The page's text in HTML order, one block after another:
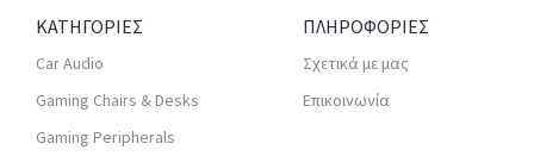
ΚΑΤΗΓΟΡΙΕΣ
Car Audio
Gaming Chairs & Desks
Gaming Peripherals
ΠΛΗΡΟΦΟΡΙΕΣ
Σχετικά με μας
Επικοινωνία